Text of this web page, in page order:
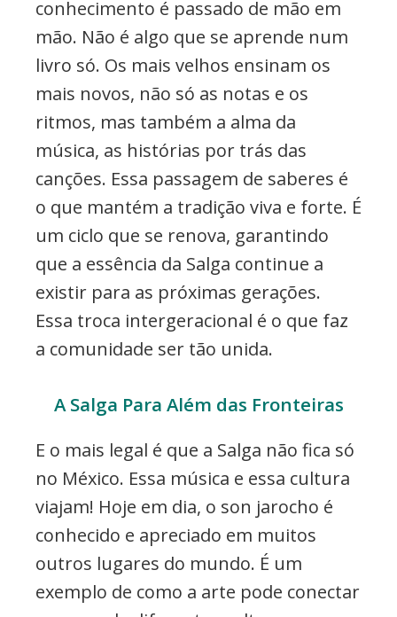
conhecimento é passado de mão em
mão. Não é algo que se aprende num
livro só. Os mais velhos ensinam os
mais novos, não só as notas e os
ritmos, mas também a alma da
música, as histórias por trás das
canções. Essa passagem de saberes é
o que mantém a tradição viva e forte. É
um ciclo que se renova, garantindo
que a essência da Salga continue a
existir para as próximas gerações.
Essa troca intergeracional é o que faz
a comunidade ser tão unida.
A Salga Para Além das Fronteiras
E o mais legal é que a Salga não fica só
no México. Essa música e essa cultura
viajam! Hoje em dia, o son jarocho é
conhecido e apreciado em muitos
outros lugares do mundo. É um
exemplo de como a arte pode conectar